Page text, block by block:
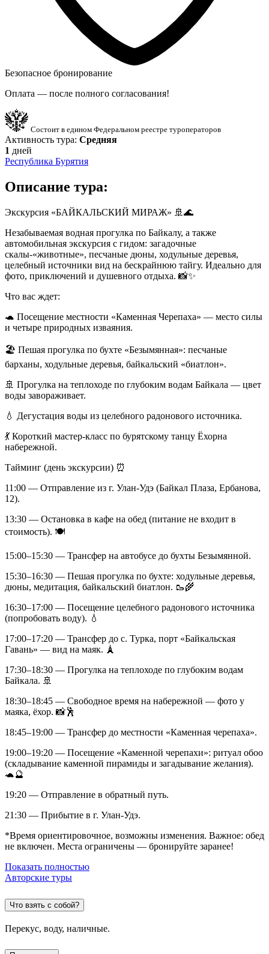
Безопасное бронирование
Оплата — после полного согласования!
Состоит в едином Федеральном реестре туроператоров
Активность тура: Средняя
1 дней
Республика Бурятия
Описание тура:
Экскурсия «БАЙКАЛЬСКИЙ МИРАЖ» 🚢🌊
Незабываемая водная прогулка по Байкалу, а также
автомобильная экскурсия с гидом: загадочные
скалы‑«животные», песчаные дюны, ходульные деревья,
целебный источники вид на бескрайнюю тайгу. Идеально для
фото, приключений и душевного отдыха. 📸✨
Что вас ждет:
🐢 Посещение местности «Каменная Черепаха» — место силы
и четыре природных изваяния.
🏖️ Пешая прогулка по бухте «Безымянная»: песчаные
барханы, ходульные деревья, байкальский «биатлон».
🚢 Прогулка на теплоходе по глубоким водам Байкала — цвет
воды завораживает.
💧 Дегустация воды из целебного радонового источника.
💃 Короткий мастер‑класс по бурятскому танцу Ёхорна
набережной.
Тайминг (день экскурсии) ⏰
11:00 — Отправление из г. Улан‑Удэ (Байкал Плаза, Ербанова,
12).
13:30 — Остановка в кафе на обед (питание не входит в
стоимость). 🍽️
15:00–15:30 — Трансфер на автобусе до бухты Безымянной.
15:30–16:30 — Пешая прогулка по бухте: ходульные деревья,
дюны, медитация, байкальский биатлон. 🥾🌾
16:30–17:00 — Посещение целебного радонового источника
(попробовать воду). 💧
17:00–17:20 — Трансфер до с. Турка, порт «Байкальская
Гавань» — вид на маяк. 🗼
17:30–18:30 — Прогулка на теплоходе по глубоким водам
Байкала. 🚢
18:30–18:45 — Свободное время на набережной — фото у
маяка, ёхор. 📸🕺
18:45–19:00 — Трансфер до местности «Каменная черепаха».
19:00–19:20 — Посещение «Каменной черепахи»: ритуал обоо
(складывание каменной пирамиды и загадывание желания).
🐢🔮
19:20 — Отправление в обратный путь.
21:30 — Прибытие в г. Улан‑Удэ.
*Время ориентировочное, возможны изменения. Важное: обед
не включен. Места ограничены — бронируйте заранее!
Показать полностью
Авторские туры
Что взять с собой?
Перекус, воду, наличные.